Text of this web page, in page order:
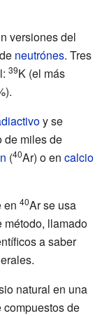
versiones del
neutrónes. Tres
39K (el más
y se
de miles de
(40Ar) o en calcio
en 40Ar se usa
método, llamado
a saber
natural en una
de